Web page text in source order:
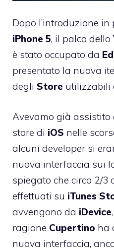
Dopo l’introduzione
iPhone 5, il palco dello
è stato occupato da
presentato la nuova
degli Store utilizzabili
Avevamo già assistito
store di iOS nelle
alcuni developer si
nuova interfaccia sui
spiegato che circa 2/3
effettuati su iTunes
avvengono da iDevice
ragione Cupertino ha
nuova interfaccia,